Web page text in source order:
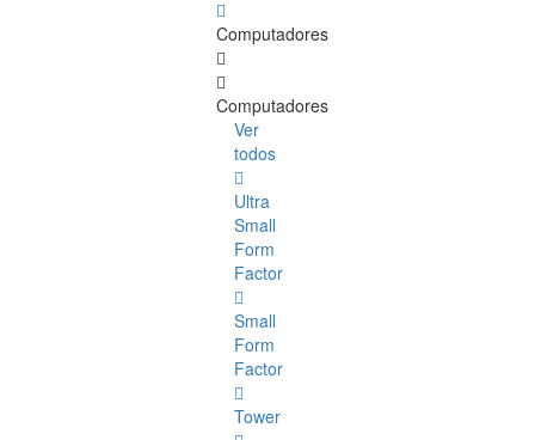
Computadores
Computadores
Ver
todos
Ultra
Small
Form
Factor
Small
Form
Factor
Tower